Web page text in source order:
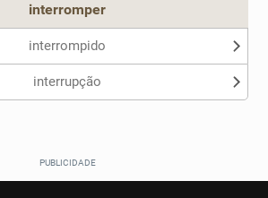
interromper
interrompido
interrupção